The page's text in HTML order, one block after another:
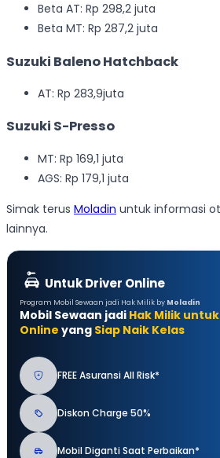
Beta AT: Rp 298,2 juta
Beta MT: Rp 287,2 juta
Suzuki Baleno Hatchback
AT: Rp 283,9juta
Suzuki S-Presso
MT: Rp 169,1 juta
AGS: Rp 179,1 juta
Simak terus Moladin untuk informasi
lainnya.
Untuk Driver Online
Program Mobil Sewaan jadi Hak Milik by Moladin
Mobil Sewaan jadi Hak Milik untuk
Online yang Siap Naik Kelas
FREE Asuransi All Risk*
Diskon Charge 50%
Mobil Diganti Saat Perbaikan*